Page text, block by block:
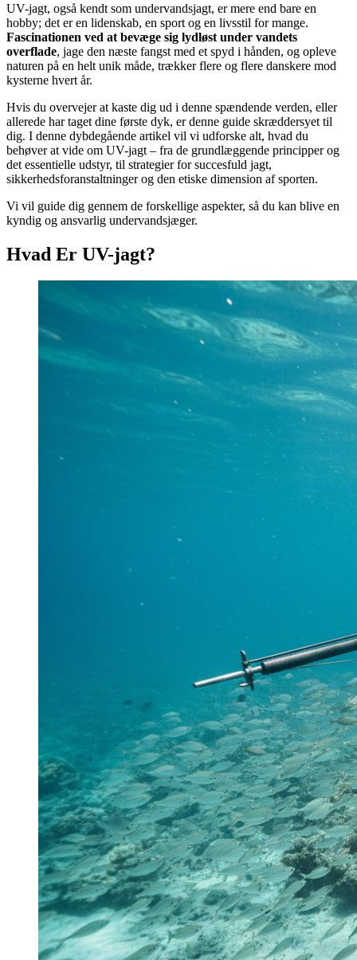
UV-jagt, også kendt som undervandsjagt, er mere end bare en
hobby; det er en lidenskab, en sport og en livsstil for mange.
Fascinationen ved at bevæge sig lydløst under vandets
overflade, jage den næste fangst med et spyd i hånden, og opleve
naturen på en helt unik måde, trækker flere og flere danskere mod
kysterne hvert år.
Hvis du overvejer at kaste dig ud i denne spændende verden, eller
allerede har taget dine første dyk, er denne guide skræddersyet til
dig. I denne dybdegående artikel vil vi udforske alt, hvad du
behøver at vide om UV-jagt – fra de grundlæggende principper og
det essentielle udstyr, til strategier for succesfuld jagt,
sikkerhedsforanstaltninger og den etiske dimension af sporten.
Vi vil guide dig gennem de forskellige aspekter, så du kan blive en
kyndig og ansvarlig undervandsjæger.
Hvad Er UV-jagt?